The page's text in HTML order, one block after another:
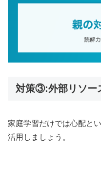
対策③:外部リソー
家庭学習だけでは心配と
活用しましょう。